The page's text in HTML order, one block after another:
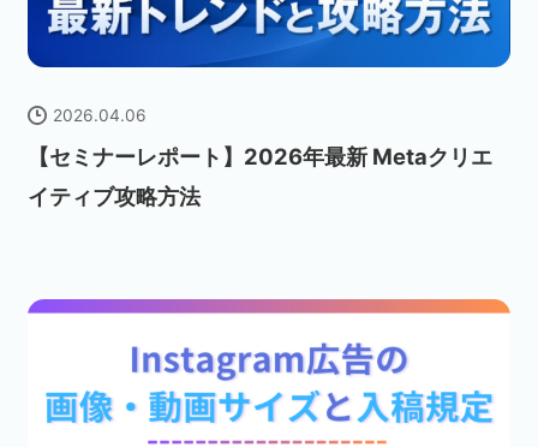
2026.04.06
【セミナーレポート】2026年最新 Metaクリエ
イティブ攻略方法